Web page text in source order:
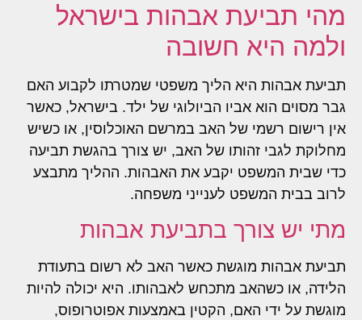
מהי תביעת אבהות בישראל
ולמה היא חשובה
תביעת אבהות היא הליך משפטי שמטרתו לקבוע האם
גבר מסוים הוא אביו הביולוגי של ילד. בישראל, כאשר
אין רישום רשמי של האב במרשם האוכלוסין, או כשיש
מחלוקת לגבי זהותו של האב, יש צורך בהגשת תביעה
כדי שבית המשפט יקבע את האבהות. ההליך מתבצע
לרוב בבית המשפט לענייני משפחה.
מתי יש צורך בתביעת אבהות
תביעת אבהות מוגשת כאשר האב לא רשום בתעודת
הלידה, או כשהאב מתכחש לאבהותו. היא יכולה להיות
מוגשת על ידי האם, הקטין באמצעות אפוטרופוס,